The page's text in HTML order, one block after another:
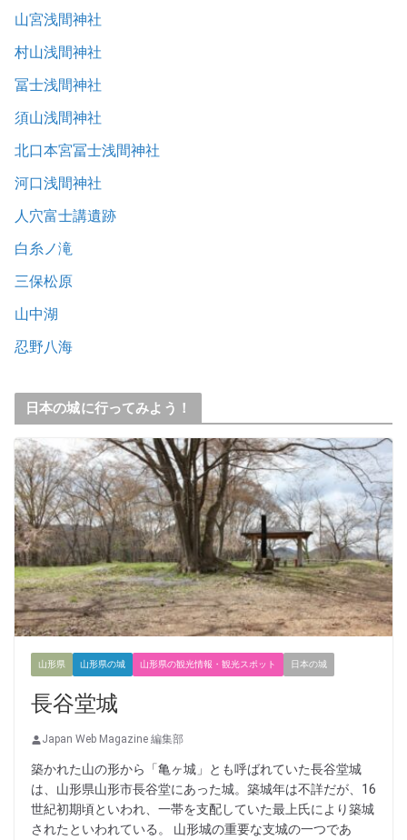
山宮浅間神社
村山浅間神社
冨士浅間神社
須山浅間神社
北口本宮冨士浅間神社
河口浅間神社
人穴富士講遺跡
白糸ノ滝
三保松原
山中湖
忍野八海
日本の城に行ってみよう！
山形県 山形県の城 山形県の観光情報・観光スポット 日本の城
長谷堂城
Japan Web Magazine 編集部
築かれた山の形から「亀ヶ城」とも呼ばれていた長谷堂城
は、山形県山形市長谷堂にあった城。築城年は不詳だが、16
世紀初期頃といわれ、一帯を支配していた最上氏により築城
されたといわれている。 山形城の重要な支城の一つであ